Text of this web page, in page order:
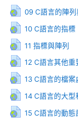
09 C語言的陣列
10 C語言的指標
網址
11 指標與陣列
網址
12 C語言其他重
13 C語言的檔案
14 C語言的大型
15 C語言的動態